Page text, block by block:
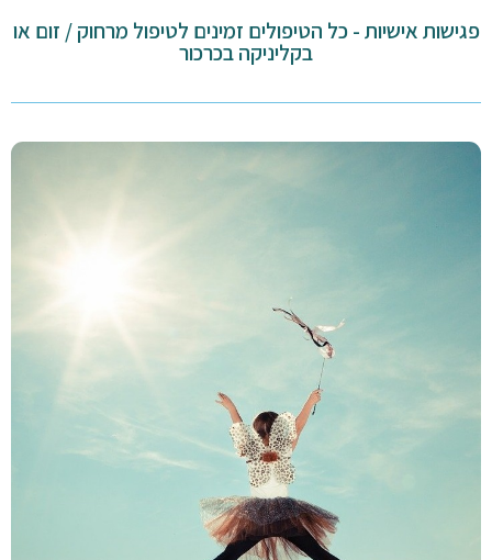
פגישות אישיות - כל הטיפולים זמינים לטיפול מרחוק / זום או
בקליניקה בכרכור